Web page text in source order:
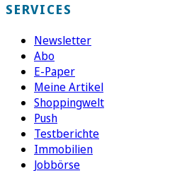
SERVICES
Newsletter
Abo
E-Paper
Meine Artikel
Shoppingwelt
Push
Testberichte
Immobilien
Jobbörse